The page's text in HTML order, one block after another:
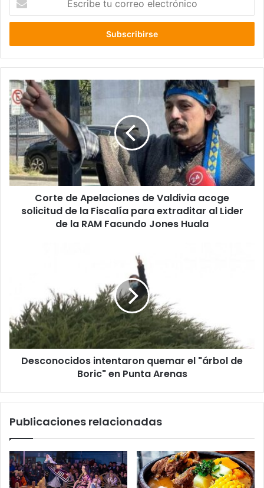
correo
Corte
de
Apelaciones
de
Valdivia
acoge
solicitud
de
la
para
Jones
Huala
Corte de Apelaciones de Valdivia acoge
solicitud de la Fiscalía para extraditar al Lider
de la RAM Facundo Jones Huala
Boric"
en
Punta
Arenas
Desconocidos intentaron quemar el "árbol de
Boric" en Punta Arenas
Publicaciones relacionadas